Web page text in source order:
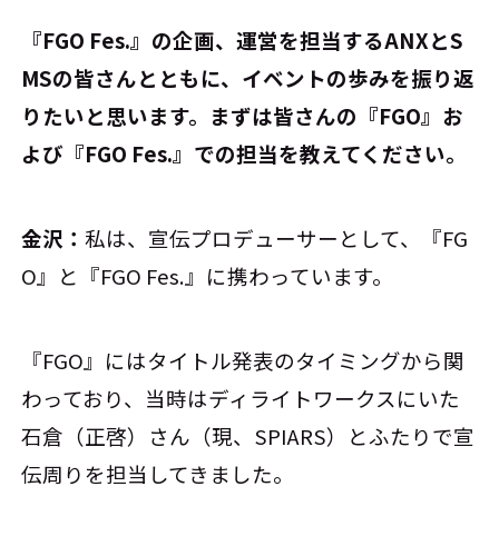
――『FGO Fes.』の企画、運営を担当するANXとS
MSの皆さんとともに、イベントの歩みを振り返
りたいと思います。まずは皆さんの『FGO』お
よび『FGO Fes.』での担当を教えてください。
金沢： 私は、宣伝プロデューサーとして、『FG
O』と『FGO Fes.』に携わっています。
『FGO』にはタイトル発表のタイミングから関
わっており、当時はディライトワークスにいた
石倉（正啓）さん（現、SPIARS）とふたりで宣
伝周りを担当してきました。